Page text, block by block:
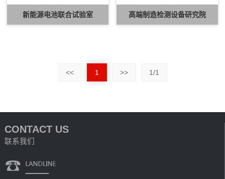
新能源电池联合试验室 高端制造检测设备研究院
<< 1 >> 1/1
CONTACT US
联系我们